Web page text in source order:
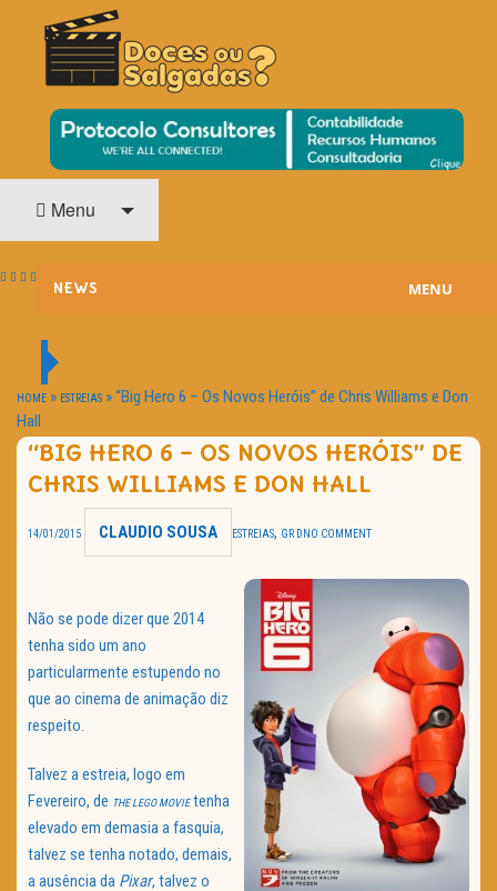
DOCES OU SALGADAS?
O Cinema? Uma Paixão!!
Menu
NEWS
PASSATEMPOS
HOME CINEMA
NOTA PESSOAL
TRAILER DO DIA
Política de Privacidade
MENU
HOME » ESTREIAS »“Big Hero 6 – Os Novos Heróis” de Chris Williams e Don
Hall
“BIG HERO 6 – OS NOVOS HERÓIS” DE
CHRIS WILLIAMS E DON HALL
14/01/2015 CLAUDIO SOUSA ESTREIAS, GR D NO COMMENT
Não se pode dizer que 2014
tenha sido um ano
particularmente estupendo no
que ao cinema de animação diz
respeito.
Talvez a estreia, logo em
Fevereiro, de THE LEGO MOVIEtenha
elevado em demasia a fasquia,
talvez se tenha notado, demais,
a ausência da Pixar, talvez o